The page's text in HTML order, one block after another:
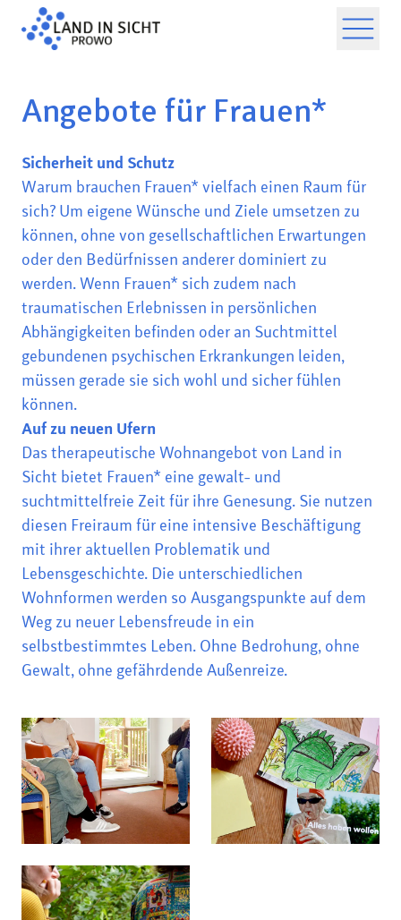
Angebote für Frauen*
Sicherheit und Schutz
Warum brauchen Frauen* vielfach einen Raum für
sich? Um eigene Wünsche und Ziele umsetzen zu
können, ohne von gesellschaftlichen Erwartungen
oder den Bedürfnissen anderer dominiert zu
werden. Wenn Frauen* sich zudem nach
traumatischen Erlebnissen in persönlichen
Abhängigkeiten befinden oder an Suchtmittel
gebundenen psychischen Erkrankungen leiden,
müssen gerade sie sich wohl und sicher fühlen
können.
Auf zu neuen Ufern
Das therapeutische Wohnangebot von Land in
Sicht bietet Frauen* eine gewalt- und
suchtmittelfreie Zeit für ihre Genesung. Sie nutzen
diesen Freiraum für eine intensive Beschäftigung
mit ihrer aktuellen Problematik und
Lebensgeschichte. Die unterschiedlichen
Wohnformen werden so Ausgangspunkte auf dem
Weg zu neuer Lebensfreude in ein
selbstbestimmtes Leben. Ohne Bedrohung, ohne
Gewalt, ohne gefährdende Außenreize.